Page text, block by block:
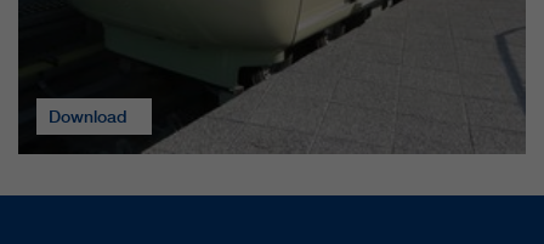
Download